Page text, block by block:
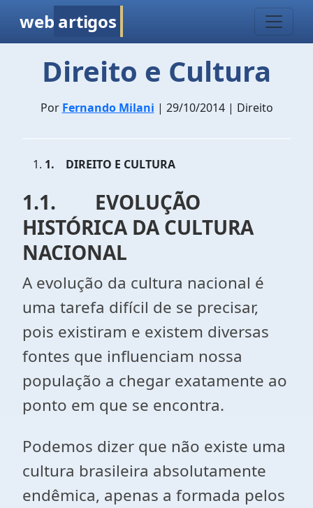
web artigos
Direito e Cultura
Por Fernando Milani | 29/10/2014 | Direito
1. DIREITO E CULTURA
1.1. EVOLUÇÃO
HISTÓRICA DA CULTURA
NACIONAL
A evolução da cultura nacional é
uma tarefa difícil de se precisar,
pois existiram e existem diversas
fontes que influenciam nossa
população a chegar exatamente ao
ponto em que se encontra.
Podemos dizer que não existe uma
cultura brasileira absolutamente
endêmica, apenas a formada pelos